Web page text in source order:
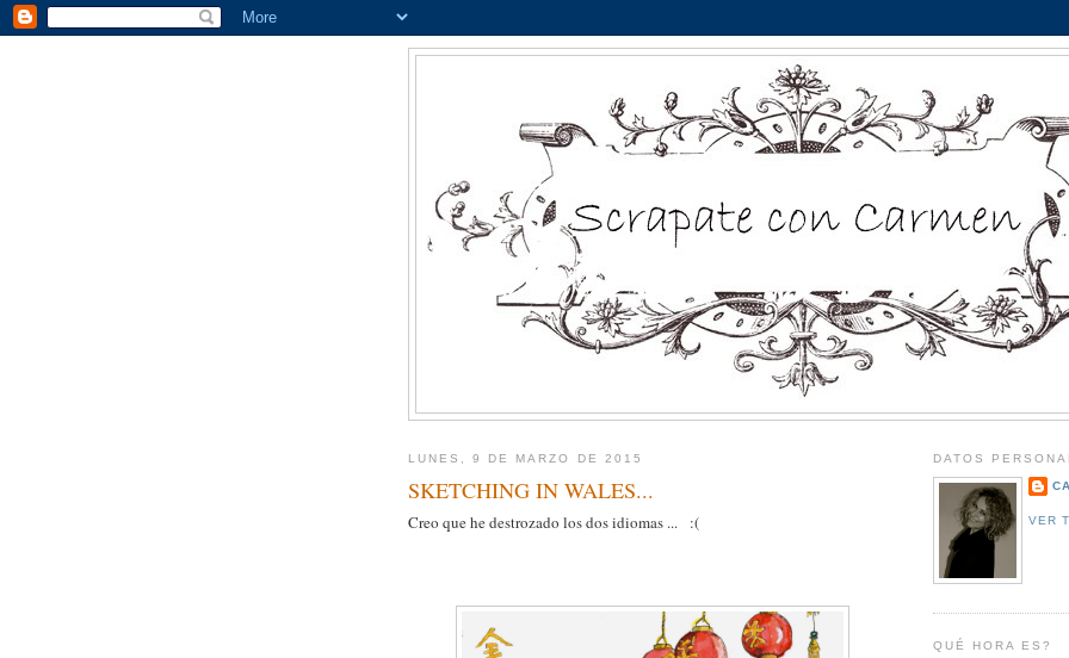
LUNES, 9 DE MARZO DE 2015
SKETCHING IN WALES...
Creo que he destrozado los dos idiomas ... :(
DATOS
VER
QUÉ HORA ES?